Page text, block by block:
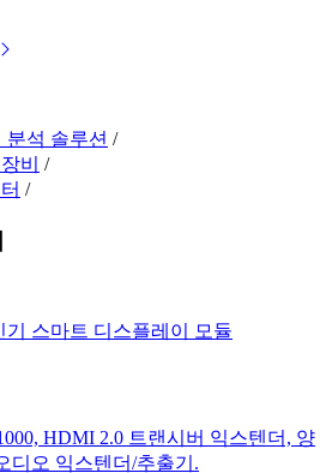
석 솔루션 /
비
/
/
기 스마트 디스플레이 모듈
HDMI 2.0 트랜시버 익스텐더, 양
디오 익스텐더/추출기.